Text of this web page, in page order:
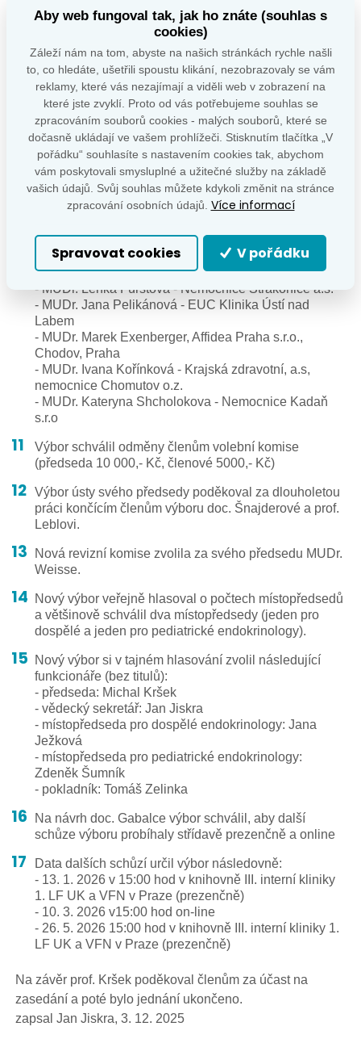
Doc. Ježková informovala, že další fungování mapy
"Center ambulantní péče" na stránkách ČES ČLS JEP
je podmíněno jednorázovým poplatkem 6000,- Kč, což
výbor schválil.
Na návrh prof. Zelinky proběhlo krátké zhodnocení
Endokrinologických dnů. Počet účastníků trvale
stoupá a v budoucnu je třeba věnovat pozornost
kapacitě přednáškových sálů, která již v Olomouci
byla naplněna. Výbor rovněž doporučil, aby program
nadcházejících Endokrinologických dnů v ČR byl
tvořen částečně z témat vyžádaných posluchači.
- MUDr. Magdaléna Šimíčková – Endokrinologický
ústav Praha
- MUDr. Vilém Navrátil - PeK FN Brno
- MUDr. Lenka Fürstová - Nemocnice Strakonice a.s.
- MUDr. Jana Pelikánová - EUC Klinika Ústí nad
Labem
- MUDr. Marek Exenberger, Affidea Praha s.r.o.,
Chodov, Praha
- MUDr. Ivana Kořínková - Krajská zdravotní, a.s,
nemocnice Chomutov o.z.
- MUDr. Kateryna Shcholokova - Nemocnice Kadaň
s.r.o
Výbor schválil odměny členům volební komise
(předseda 10 000,- Kč, členové 5000,- Kč)
Výbor ústy svého předsedy poděkoval za dlouholetou
práci končícím členům výboru doc. Šnajderové a prof.
Leblovi.
Nová revizní komise zvolila za svého předsedu MUDr.
Weisse.
Nový výbor veřejně hlasoval o počtech místopředsedů
a většinově schválil dva místopředsedy (jeden pro
dospělé a jeden pro pediatrické endokrinology).
Nový výbor si v tajném hlasování zvolil následující
funkcionáře (bez titulů):
- předseda: Michal Kršek
- vědecký sekretář: Jan Jiskra
- místopředseda pro dospělé endokrinology: Jana
Ježková
- místopředseda pro pediatrické endokrinology:
Zdeněk Šumník
- pokladník: Tomáš Zelinka
Na návrh doc. Gabalce výbor schválil, aby další
schůze výboru probíhaly střídavě prezenčně a online
Data dalších schůzí určil výbor následovně:
- 13. 1. 2026 v 15:00 hod v knihovně III. interní kliniky
1. LF UK a VFN v Praze (prezenčně)
- 10. 3. 2026 v15:00 hod on-line
- 26. 5. 2026 15:00 hod v knihovně III. interní kliniky 1.
LF UK a VFN v Praze (prezenčně)
Na závěr prof. Kršek poděkoval členům za účast na
zasedání a poté bylo jednání ukončeno.
zapsal Jan Jiskra, 3. 12. 2025
Aby web fungoval tak, jak ho znáte (souhlas s
cookies)
Záleží nám na tom, abyste na našich stránkách rychle našli
to, co hledáte, ušetřili spoustu klikání, nezobrazovaly se vám
reklamy, které vás nezajímají a viděli web v zobrazení na
které jste zvyklí. Proto od vás potřebujeme souhlas se
zpracováním souborů cookies - malých souborů, které se
dočasně ukládají ve vašem prohlížeči. Stisknutím tlačítka „V
pořádku“ souhlasíte s nastavením cookies tak, abychom
vám poskytovali smysluplné a užitečné služby na základě
vašich údajů. Svůj souhlas můžete kdykoli změnit na stránce
zpracování osobních údajů. Více informací
Spravovat cookies V pořádku